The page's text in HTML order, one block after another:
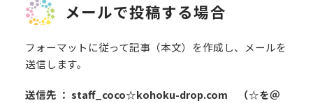
メールで投稿する場合
フォーマットに従って記事（本文）を作成し、メールを
送信します。
送信先 ： staff_coco☆kohoku-drop.com （☆を＠